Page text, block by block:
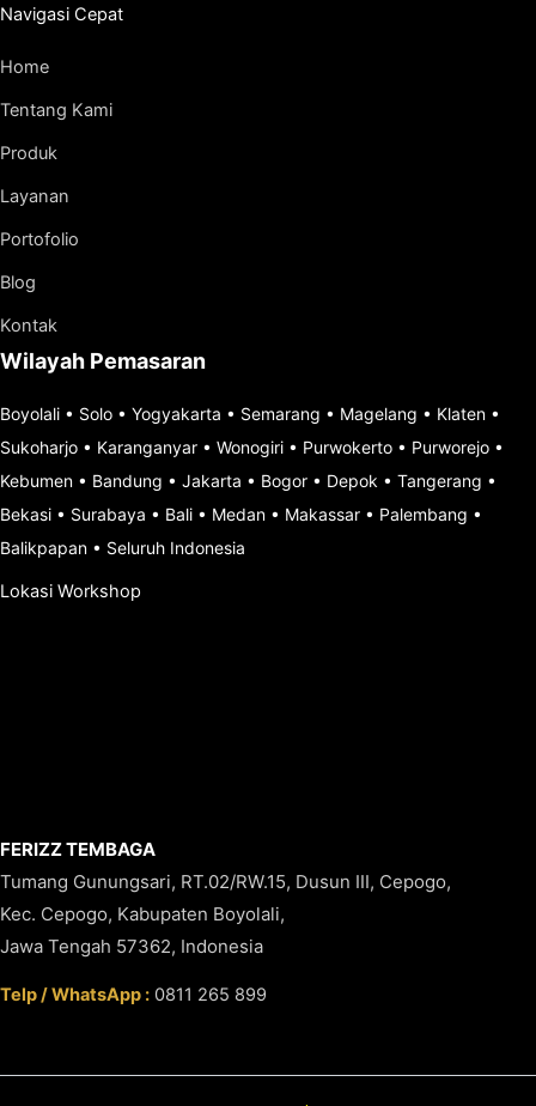
Navigasi Cepat
Home
Tentang Kami
Produk
Layanan
Portofolio
Blog
Kontak
Wilayah Pemasaran
Boyolali • Solo • Yogyakarta • Semarang • Magelang • Klaten •
Sukoharjo • Karanganyar • Wonogiri • Purwokerto • Purworejo •
Kebumen • Bandung • Jakarta • Bogor • Depok • Tangerang •
Bekasi • Surabaya • Bali • Medan • Makassar • Palembang •
Balikpapan • Seluruh Indonesia
Lokasi Workshop
FERIZZ TEMBAGA
Tumang Gunungsari, RT.02/RW.15, Dusun III, Cepogo,
Kec. Cepogo, Kabupaten Boyolali,
Jawa Tengah 57362, Indonesia
Telp / WhatsApp : 0811 265 899